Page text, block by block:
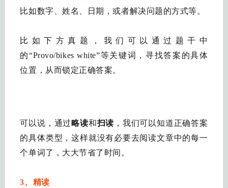
比如数字、姓名、日期，或者解决问题的方式等。
比如下方真题，我们可以通过题干中
的“Provo/bikes white”等关键词，寻找答案的具体
位置，从而锁定正确答案。
可以说，通过略读和扫读 ，我们可以知道正确答案
的具体类型，这样就没有必要去阅读文章中的每一
个单词了，大大节省了时间。
3、精读